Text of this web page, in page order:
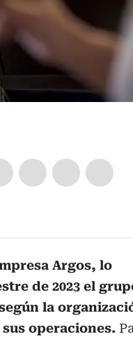
Argos, lo
de 2023 el
la
operaciones.